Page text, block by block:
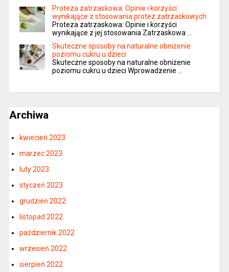
Proteza zatrzaskowa: Opinie i korzyści
wynikające z stosowania protez zatrzaskowych
Proteza zatrzaskowa: Opinie i korzyści
wynikające z jej stosowania Zatrzaskowa …
Skuteczne sposoby na naturalne obniżenie
poziomu cukru u dzieci
Skuteczne sposoby na naturalne obniżenie
poziomu cukru u dzieci Wprowadzenie …
Archiwa
kwiecień 2023
marzec 2023
luty 2023
styczeń 2023
grudzień 2022
listopad 2022
październik 2022
wrzesień 2022
sierpień 2022